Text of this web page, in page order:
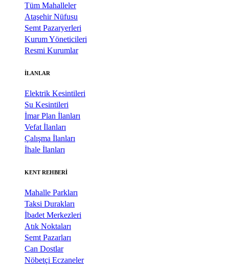
Tüm Mahalleler
Ataşehir Nüfusu
Semt Pazaryerleri
Kurum Yöneticileri
Resmi Kurumlar
İLANLAR
Elektrik Kesintileri
Su Kesintileri
İmar Plan İlanları
Vefat İlanları
Çalışma İlanları
İhale İlanları
KENT REHBERİ
Mahalle Parkları
Taksi Durakları
İbadet Merkezleri
Atık Noktaları
Semt Pazarları
Can Dostlar
Nöbetçi Eczaneler